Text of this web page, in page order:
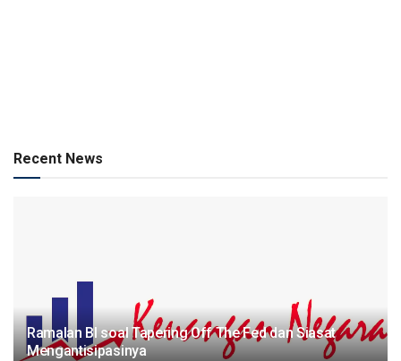
Recent News
Ramalan BI soal Tapering Off The Fed dan Siasat
Mengantisipasinya